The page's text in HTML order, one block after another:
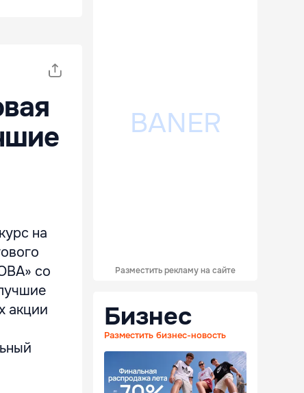
на
со
акции
Разместить рекламу на сайте
Бизнес
Разместить бизнес-новость